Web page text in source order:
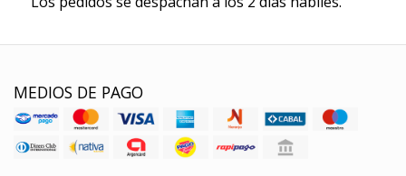
MEDIOS DE PAGO